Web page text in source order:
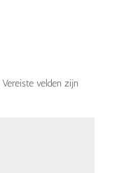
Vereiste velden zijn